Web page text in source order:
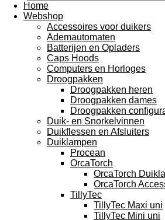
Home
Webshop
Accessoires voor duikers
Ademautomaten
Batterijen en Opladers
Caps Hoods
Computers en Horloges
Droogpakken
Droogpakken heren
Droogpakken dames
Droogpakken
Duik- en Snorkelvinnen
Duikflessen en Afsluiters
Duiklampen
Procean
OrcaTorch
OrcaTorch
OrcaTorch
TillyTec
TillyTec Maxi uni
TillyTec Mini uni